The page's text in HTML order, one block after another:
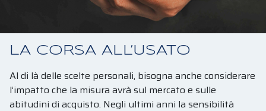
LA CORSA ALL’USATO
Al di là delle scelte personali, bisogna anche considerare
l’impatto che la misura avrà sul mercato e sulle
abitudini di acquisto. Negli ultimi anni la sensibilità